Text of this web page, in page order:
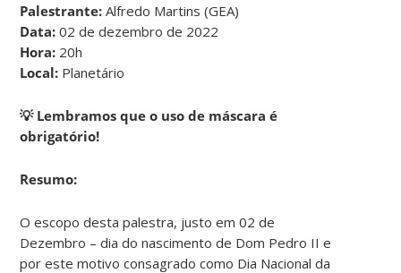
Palestrante: Alfredo Martins (GEA)
Data: 02 de dezembro de 2022
Hora: 20h
Local: Planetário
💡 Lembramos que o uso de máscara é
obrigatório!
Resumo:
O escopo desta palestra, justo em 02 de
Dezembro – dia do nascimento de Dom Pedro II e
por este motivo consagrado como Dia Nacional da